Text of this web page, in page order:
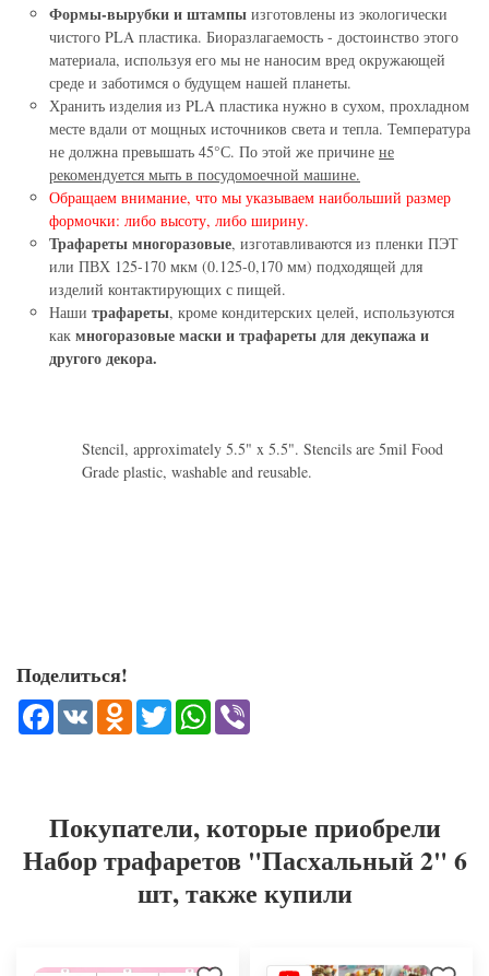
Формы-вырубки и штампы изготовлены из экологически
чистого PLA пластика. Биоразлагаемость - достоинство этого
материала, используя его мы не наносим вред окружающей
среде и заботимся о будущем нашей планеты.
Хранить изделия из PLA пластика нужно в сухом, прохладном
месте вдали от мощных источников света и тепла. Температура
не должна превышать 45°С. По этой же причине не
рекомендуется мыть в посудомоечной машине.
Обращаем внимание, что мы указываем наибольший размер
формочки: либо высоту, либо ширину.
Трафареты многоразовые, изготавливаются из пленки ПЭТ
или ПВХ 125-170 мкм (0.125-0,170 мм) подходящей для
изделий контактирующих с пищей.
Наши трафареты, кроме кондитерских целей, используются
как многоразовые маски и трафареты для декупажа и
другого декора.
Stencil, approximately 5.5" x 5.5". Stencils are 5mil Food
Grade plastic, washable and reusable.
Поделиться!
Facebook
VK Odnoklassniki
TwitterWhatsApp
Покупатели, которые приобрели
Набор трафаретов "Пасхальный 2" 6
шт, также купили